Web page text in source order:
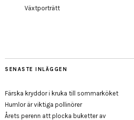
Växtporträtt
SENASTE INLÄGGEN
Färska kryddor i kruka till sommarköket
Humlor är viktiga pollinörer
Årets perenn att plocka buketter av